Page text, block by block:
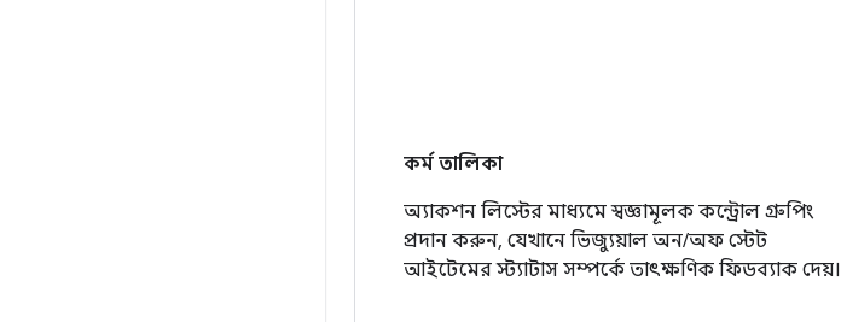
কর্ম তালিকা
অ্যাকশন লিস্টের মাধ্যমে স্বজ্ঞামূলক কন্ট্রোল গ্রুপিং
প্রদান করুন, যেখানে ভিজ্যুয়াল অন/অফ স্টেট
আইটেমের স্ট্যাটাস সম্পর্কে তাৎক্ষণিক ফিডব্যাক দেয়।